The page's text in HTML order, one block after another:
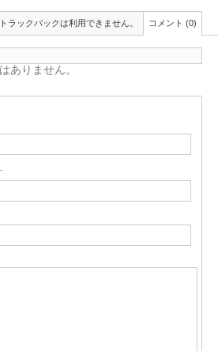
トラックバックは利用できません。 コメント (0)
ありません。